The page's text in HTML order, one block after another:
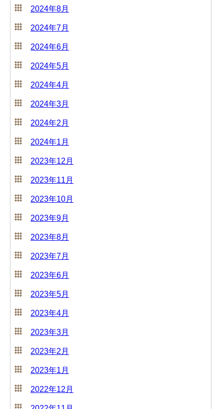
2024年8月
2024年7月
2024年6月
2024年5月
2024年4月
2024年3月
2024年2月
2024年1月
2023年12月
2023年11月
2023年10月
2023年9月
2023年8月
2023年7月
2023年6月
2023年5月
2023年4月
2023年3月
2023年2月
2023年1月
2022年12月